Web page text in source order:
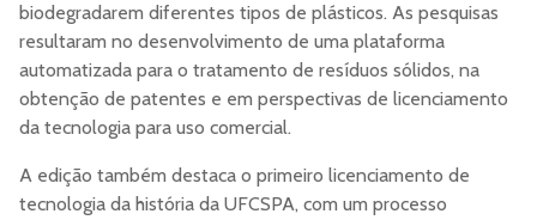
biodegradarem diferentes tipos de plásticos. As pesquisas
resultaram no desenvolvimento de uma plataforma
automatizada para o tratamento de resíduos sólidos, na
obtenção de patentes e em perspectivas de licenciamento
da tecnologia para uso comercial.
A edição também destaca o primeiro licenciamento de
tecnologia da história da UFCSPA, com um processo